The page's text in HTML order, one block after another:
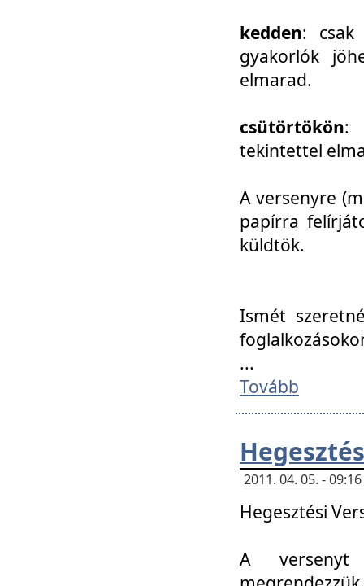
kedden: csak
gyakorlók
elmarad.
csütörtökön:
tekintettel
A versenyre
papírra
küldtök.
Ismét
...
Tovább
2011. 04. 05. -
Hegesztési
A versenyt